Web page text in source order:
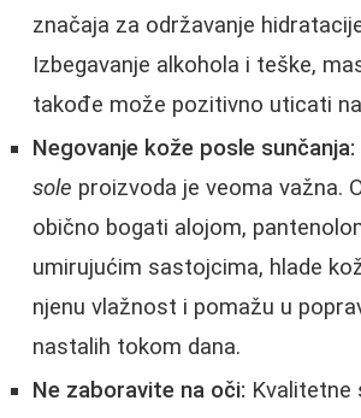
značaja za održavanje
Izbegavanje alkohola i teške,
takođe može pozitivno uticati
Negovanje kože posle sunčanja:
sole proizvoda je veoma važna.
obično bogati alojom,
umirujućim sastojcima, hlade
njenu vlažnost i pomažu u
nastalih tokom dana.
Ne zaboravite na oči: Kvalitetne